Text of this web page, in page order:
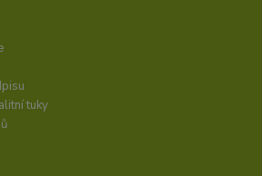
tuky